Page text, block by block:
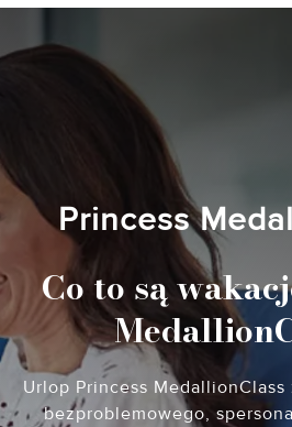
Princess
Co to są
Urlop Princess MedallionClass
bezproblemowego,